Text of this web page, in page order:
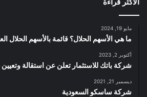
الأكثر قراءة
مايو 19, 2024
ما هي الأسهم الحلال؟ قائمة بالأسهم الحلال
أكتوبر 2, 2023
شركة باتك للاستثمار تعلن عن استقالة
ديسمبر 21, 2021
شركة ساسكو السعودية